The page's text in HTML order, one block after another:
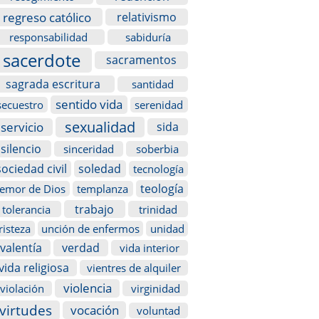
regreso católico relativismo
responsabilidad sabiduría
sacerdote
sacramentos
sagrada escritura
santidad
sentido vida serenidad
servicio sexualidad
sida
silencio
sinceridad soberbia
civil soledad
tecnología
de Dios
templanza teología
tolerancia trabajo
trinidad
unción de enfermos unidad
valentía verdad vida interior
religiosa
vientres de alquiler
violación
violencia virginidad
vocación voluntad